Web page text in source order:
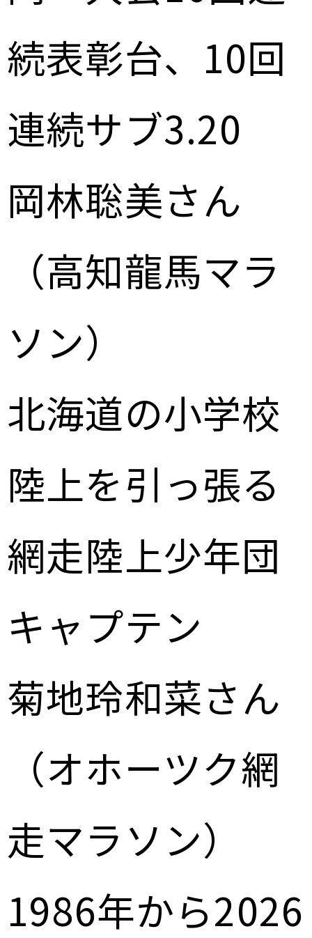
続表彰台、10回
連続サブ3.20
岡林聡美さん
（高知龍馬マラ
ソン）
北海道の小学校
陸上を引っ張る
網走陸上少年団
キャプテン
菊地玲和菜さん
（オホーツク網
走マラソン）
1986年から2026